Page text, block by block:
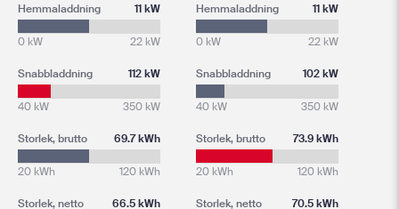
Hemmaladdning 11 kW
0 kW 22 kW
Snabbladdning 112 kW
40 kW 350 kW
Storlek, brutto 69.7 kWh
20 kWh 120 kWh
Storlek, netto 66.5 kWh
Hemmaladdning 11 kW
0 kW 22 kW
Snabbladdning 102 kW
40 kW 350 kW
Storlek, brutto 73.9 kWh
20 kWh 120 kWh
Storlek, netto 70.5 kWh